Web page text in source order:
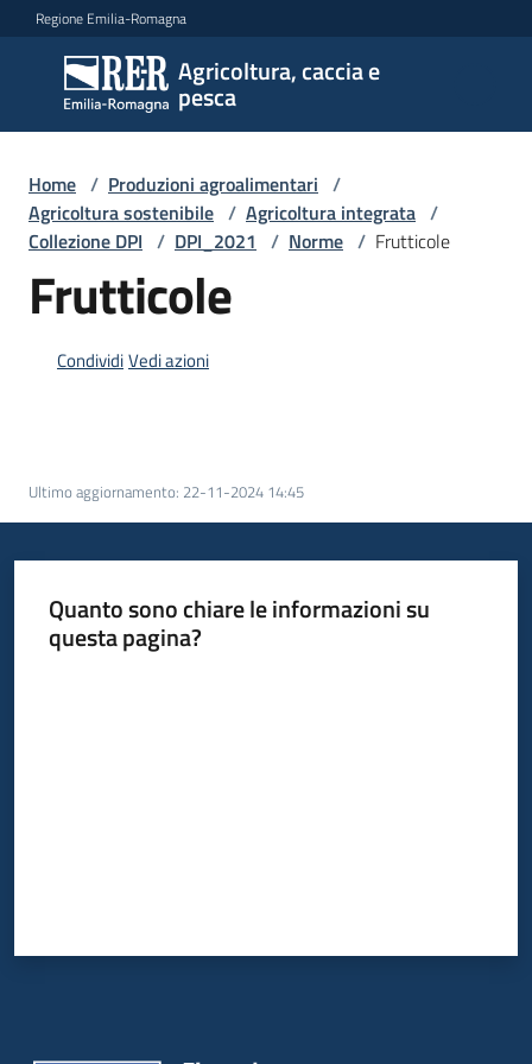
Vai al contenuto
Vai alla navigazione
Vai al footer
Regione Emilia-Romagna
Agricoltura, caccia e
pesca
Agricoltura,
caccia e
pesca
Argomenti
Leggi
atti
bandi
Piani
programmi
Home / Produzioni agroalimentari /
Agricoltura sostenibile / Agricoltura integrata /
Collezione DPI / DPI_2021 / Norme / Frutticole
Frutticole
CondividiVedi azioni
Ultimo aggiornamento: 22-11-2024 14:45
Quanto sono chiare le informazioni su
questa pagina?